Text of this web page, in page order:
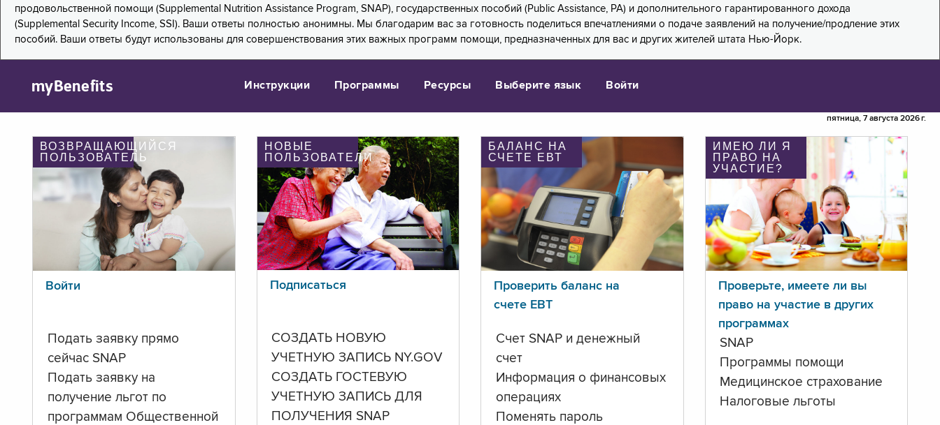
продовольственной помощи (Supplemental Nutrition Assistance Program, SNAP), государственных пособий (Public Assistance, PA) и дополнительного гарантированного дохода
(Supplemental Security Income, SSI). Ваши ответы полностью анонимны. Мы благодарим вас за готовность поделиться впечатлениями о подаче заявлений на получение/продление этих
пособий. Ваши ответы будут использованы для совершенствования этих важных программ помощи, предназначенных для вас и других жителей штата Нью-Йорк.
myBenefits Инструкции Программы Ресурсы Выберите язык Войти
пятница, 7 августа 2026 г.
ВОЗВРАЩАЮЩИЙСЯ
ПОЛЬЗОВАТЕЛЬ
Войти
Подать заявку прямо
сейчас SNAP
Подать заявку на
получение льгот по
программам Общественной
НОВЫЕ
ПОЛЬЗОВАТЕЛИ
Подписаться
СОЗДАТЬ НОВУЮ
УЧЕТНУЮ ЗАПИСЬ NY.GOV
СОЗДАТЬ ГОСТЕВУЮ
УЧЕТНУЮ ЗАПИСЬ ДЛЯ
ПОЛУЧЕНИЯ SNAP
БАЛАНС НА
СЧЕТЕ ЕВТ
Проверить баланс на
счете ЕВТ
Счет SNAP и денежный
счет
Информация о финансовых
операциях
Поменять пароль
ИМЕЮ ЛИ Я
ПРАВО НА
УЧАСТИЕ?
Проверьте, имеете ли вы
право на участие в других
программах
SNAP
Программы помощи
Медицинское страхование
Налоговые льготы